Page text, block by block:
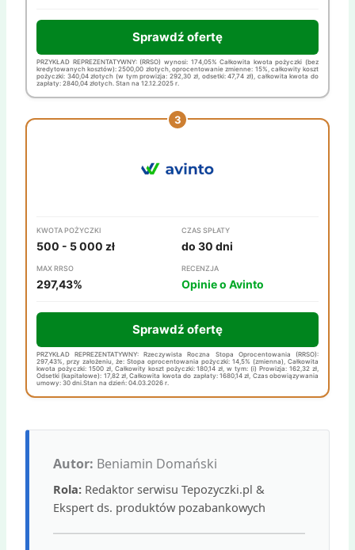
Sprawdź ofertę
PRZYKŁAD REPREZENTATYWNY: (RRSO) wynosi: 174,05% Całkowita kwota pożyczki (bez
kredytowanych kosztów): 2500,00 złotych, oprocentowanie zmienne: 15%, całkowity koszt
pożyczki: 340,04 złotych (w tym prowizja: 292,30 zł, odsetki: 47,74 zł), całkowita kwota do
zapłaty: 2840,04 złotych. Stan na 12.12.2025 r.
KWOTA POŻYCZKI
500 - 5 000 zł
CZAS SPŁATY
do 30 dni
MAX RRSO
297,43%
RECENZJA
Opinie o Avinto
Sprawdź ofertę
PRZYKŁAD REPREZENTATYWNY: Rzeczywista Roczna Stopa Oprocentowania (RRSO):
297,43%, przy założeniu, że: Stopa oprocentowania pożyczki: 14,5% (zmienna), Całkowita
kwota pożyczki: 1500 zł, Całkowity koszt pożyczki: 180,14 zł, w tym: (i) Prowizja: 162,32 zł,
Odsetki (kapitałowe): 17,82 zł, Całkowita kwota do zapłaty: 1680,14 zł, Czas obowiązywania
umowy: 30 dni.Stan na dzień: 04.03.2026 r.
Autor: Beniamin Domański
Rola: Redaktor serwisu Tepozyczki.pl &
Ekspert ds. produktów pozabankowych